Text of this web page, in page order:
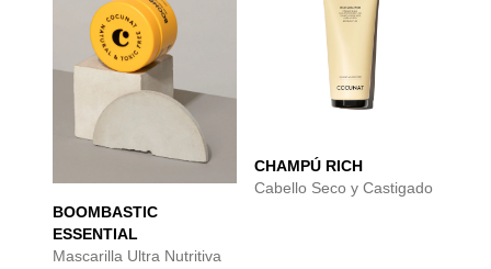
BOOMBASTIC
ESSENTIAL
Mascarilla Ultra Nutritiva
CHAMPÚ RICH
Cabello Seco y Castigado